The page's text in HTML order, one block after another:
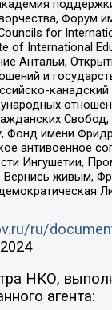
Форум
for
of International
Антальи,
и
Фонд имени
антивоенное
Ингушетии,
Вернись живым,
ru/
НКО,
агента: